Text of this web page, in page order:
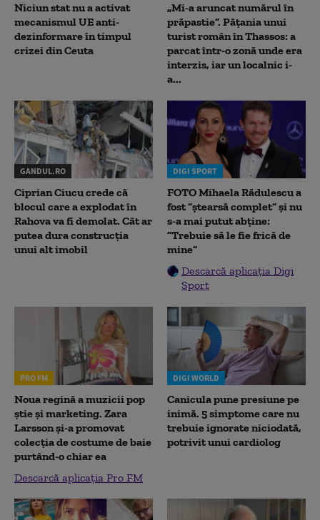
Niciun stat nu a activat
mecanismul UE anti-
dezinformare în timpul
crizei din Ceuta
„Mi-a aruncat numărul în
prăpastie”. Pățania unui
turist român în Thassos: a
parcat într-o zonă unde era
interzis, iar un localnic i-
a...
GANDUL.RO
Ciprian Ciucu crede că
blocul care a explodat în
Rahova va fi demolat. Cât ar
putea dura construcția
unui alt imobil
DIGI SPORT
FOTO Mihaela Rădulescu a
fost ”ștearsă complet” și nu
s-a mai putut abține:
”Trebuie să le fie frică de
mine”
Descarcă aplicația Digi
Sport
PRO FM
Noua regină a muzicii pop
știe și marketing. Zara
Larsson și-a promovat
colecția de costume de baie
purtând-o chiar ea
Descarcă aplicația Pro FM
DIGI WORLD
Canicula pune presiune pe
inimă. 5 simptome care nu
trebuie ignorate niciodată,
potrivit unui cardiolog